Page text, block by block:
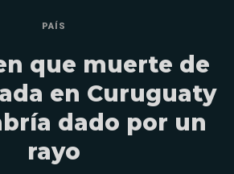
PAÍS
que muerte de
en Curuguaty
dado por un
rayo